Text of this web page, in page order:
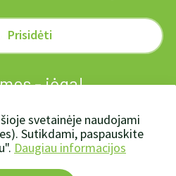
svetainėje naudojami
Sutikdami, paspauskite
Daugiau informacijos
Prisidėti
- jėga!